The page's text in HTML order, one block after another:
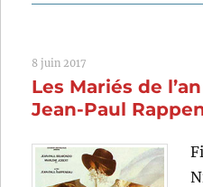
8 juin 2017
Les Mariés de
Jean-Paul